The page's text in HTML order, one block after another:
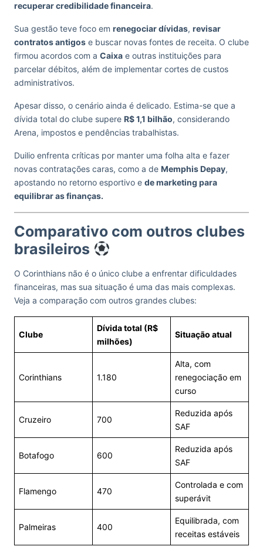
recuperar credibilidade financeira.
Sua gestão teve foco em renegociar dívidas, revisar
contratos antigos e buscar novas fontes de receita. O clube
firmou acordos com a Caixa e outras instituições para
parcelar débitos, além de implementar cortes de custos
administrativos.
Apesar disso, o cenário ainda é delicado. Estima-se que a
dívida total do clube supere R$ 1,1 bilhão, considerando
Arena, impostos e pendências trabalhistas.
Duilio enfrenta críticas por manter uma folha alta e fazer
novas contratações caras, como a de Memphis Depay,
apostando no retorno esportivo e de marketing para
equilibrar as finanças.
Comparativo com outros clubes
brasileiros
O Corinthians não é o único clube a enfrentar dificuldades
financeiras, mas sua situação é uma das mais complexas.
Veja a comparação com outros grandes clubes:
Clube
Dívida total (R$
milhões)
Situação atual
Corinthians 1.180
Alta, com
renegociação em
curso
Cruzeiro 700
Reduzida após
SAF
Botafogo 600
Reduzida após
SAF
Flamengo 470
Controlada e com
superávit
Palmeiras 400
Equilibrada, com
receitas estáveis